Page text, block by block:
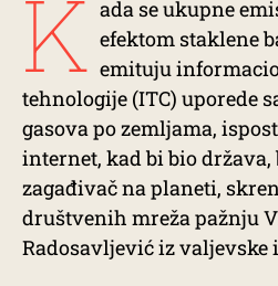
K ada se ukupne
efektom staklene
emituju
tehnologije (ITC) uporede
gasova po zemljama,
internet, kad bi bio
zagađivač na planeti,
društvenih mreža pažnju
Radosavljević iz valjevske